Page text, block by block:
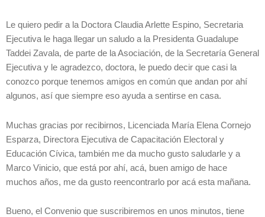
Le quiero pedir a la Doctora Claudia Arlette Espino, Secretaria
Ejecutiva le haga llegar un saludo a la Presidenta Guadalupe
Taddei Zavala, de parte de la Asociación, de la Secretaría General
Ejecutiva y le agradezco, doctora, le puedo decir que casi la
conozco porque tenemos amigos en común que andan por ahí
algunos, así que siempre eso ayuda a sentirse en casa.
Muchas gracias por recibirnos, Licenciada María Elena Cornejo
Esparza, Directora Ejecutiva de Capacitación Electoral y
Educación Cívica, también me da mucho gusto saludarle y a
Marco Vinicio, que está por ahí, acá, buen amigo de hace
muchos años, me da gusto reencontrarlo por acá esta mañana.
Bueno, el Convenio que suscribiremos en unos minutos, tiene